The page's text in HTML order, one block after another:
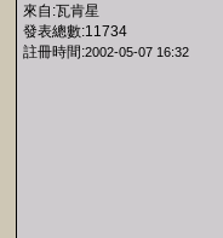
來自:瓦肯星
發表總數:11734
註冊時間:2002-05-07 16:32